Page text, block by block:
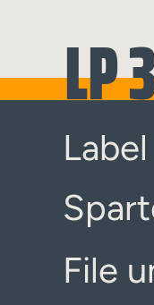
LP
Label
File